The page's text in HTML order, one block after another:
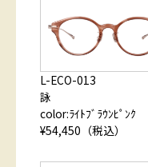
L-ECO-013
詠
color:ﾗｲﾄﾌﾞﾗｳﾝﾋﾟﾝｸ
¥54,450（税込）